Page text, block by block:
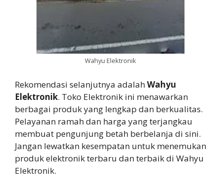
Wahyu Elektronik
Rekomendasi selanjutnya adalahWahyu
Elektronik. Toko Elektronik ini menawarkan
berbagai produk yang lengkap dan berkualitas.
Pelayanan ramah dan harga yang terjangkau
membuat pengunjung betah berbelanja di sini.
Jangan lewatkan kesempatan untuk menemukan
produk elektronik terbaru dan terbaik di Wahyu
Elektronik.